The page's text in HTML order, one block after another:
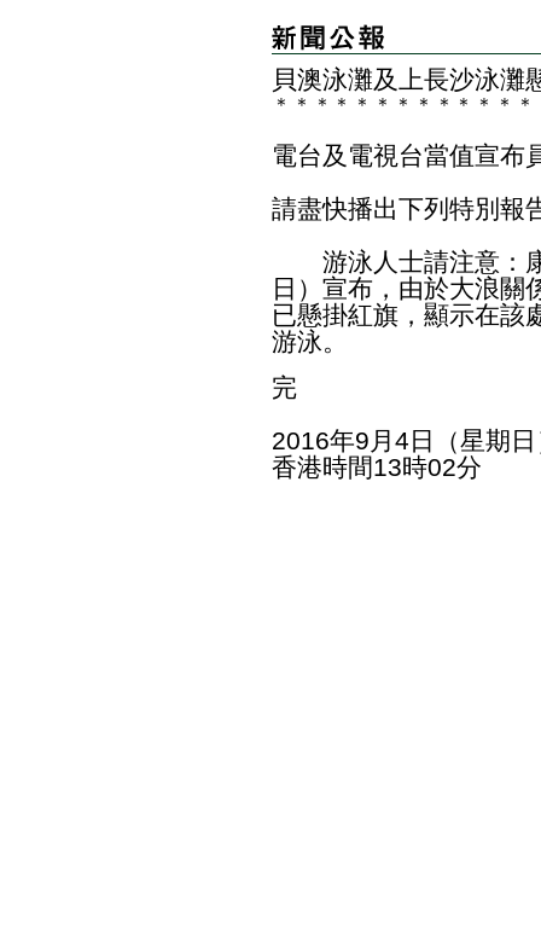
貝澳泳灘及上長沙泳灘
＊ ＊ ＊ ＊ ＊ ＊ ＊ ＊ ＊ ＊ ＊ ＊ ＊
電台及電視台當值宣布
請盡快播出下列特別報
游泳人士請注意：康
日）宣布，由於大浪關
已懸掛紅旗，顯示在該
游泳。
完
2016年9月4日（星期
香港時間13時02分